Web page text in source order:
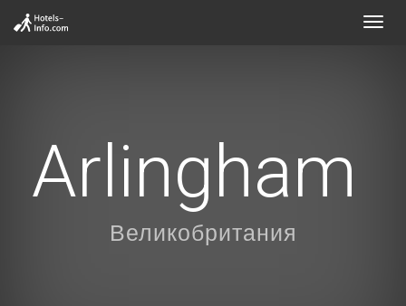
Arlingham
Великобритания